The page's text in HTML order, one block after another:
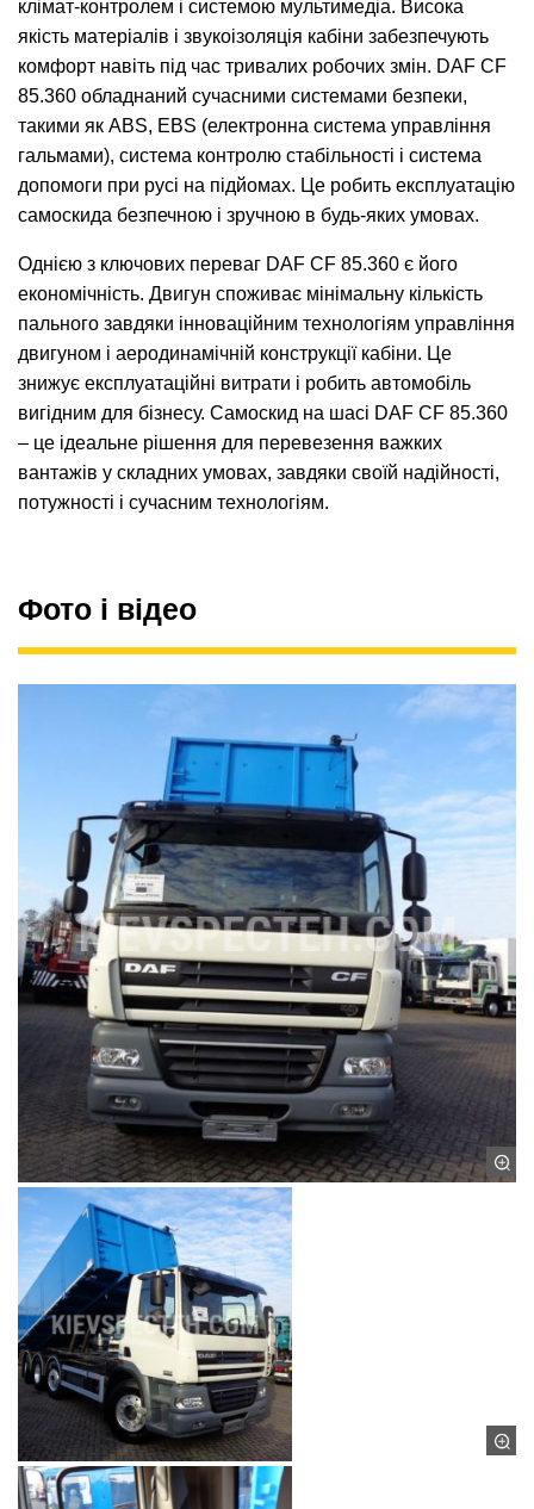
клімат-контролем і системою мультимедіа. Висока
якість матеріалів і звукоізоляція кабіни забезпечують
комфорт навіть під час тривалих робочих змін. DAF CF
85.360 обладнаний сучасними системами безпеки,
такими як ABS, EBS (електронна система управління
гальмами), система контролю стабільності і система
допомоги при русі на підйомах. Це робить експлуатацію
самоскида безпечною і зручною в будь-яких умовах.
Однією з ключових переваг DAF CF 85.360 є його
економічність. Двигун споживає мінімальну кількість
пального завдяки інноваційним технологіям управління
двигуном і аеродинамічній конструкції кабіни. Це
знижує експлуатаційні витрати і робить автомобіль
вигідним для бізнесу. Самоскид на шасі DAF CF 85.360
– це ідеальне рішення для перевезення важких
вантажів у складних умовах, завдяки своїй надійності,
потужності і сучасним технологіям.
Фото і відео